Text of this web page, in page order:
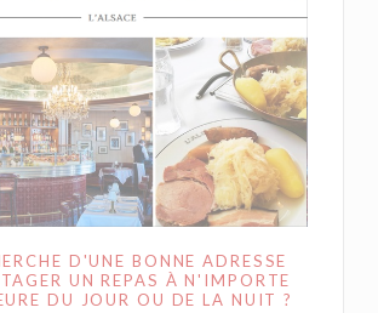
D'UNE BONNE ADRESSE
UN REPAS À N'IMPORTE
DU JOUR OU DE LA NUIT ?